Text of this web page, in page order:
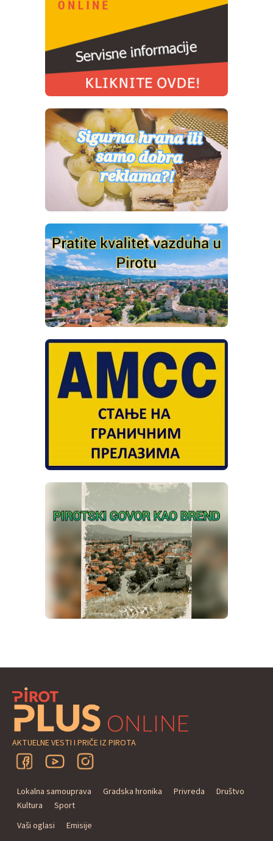
AKTUELNE VESTI I PRIČE IZ PIROTA
Lokalna samouprava Gradska hronika Privreda
Društvo
Kultura
Sport
Vaši oglasi
Emisije